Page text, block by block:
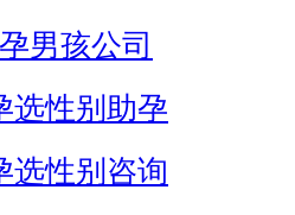
男孩公司
选性别助孕
选性别咨询